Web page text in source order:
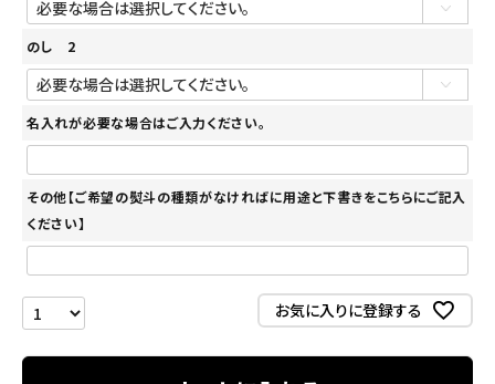
のし 2
名入れが必要な場合はご入力ください。
その他【ご希望の熨斗の種類がなければに用途と下書きをこちらにご記入
ください】
お気に入りに登録する